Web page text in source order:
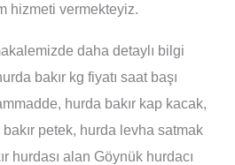
hizmeti vermekteyiz.
daha detaylı bilgi
bakır kg fiyatı saat başı
hurda bakır kap kacak,
bakır petek, hurda levha satmak
hurdası alan Göynük hurdacı